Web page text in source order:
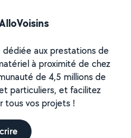
aux prestations de
à proximité de chez
de 4,5 millions de
particuliers, et facilitez
tous vos projets !